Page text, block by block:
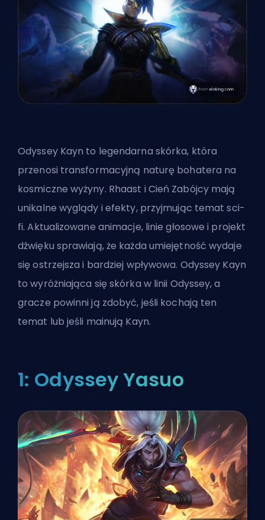
Odyssey Kayn to legendarna skórka, która
przenosi transformacyjną naturę bohatera na
kosmiczne wyżyny. Rhaast i Cień Zabójcy mają
unikalne wyglądy i efekty, przyjmując temat sci-
fi. Aktualizowane animacje, linie głosowe i projekt
dźwięku sprawiają, że każda umiejętność wydaje
się ostrzejsza i bardziej wpływowa. Odyssey Kayn
to wyróżniająca się skórka w linii Odyssey, a
gracze powinni ją zdobyć, jeśli kochają ten
temat lub jeśli mainują Kayn.
1: Odyssey Yasuo